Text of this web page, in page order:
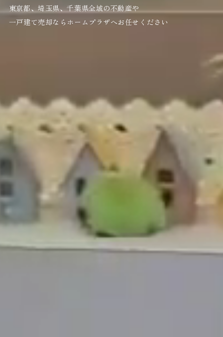
東京都、埼玉県、千葉県全域の不動産や
一戸建て売却ならホームプラザへお任せください